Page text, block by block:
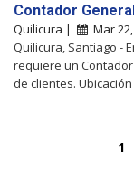
Contador
Quilicura |
Mar
Quilicura, Santiago -
requiere un Contador
de clientes.
1